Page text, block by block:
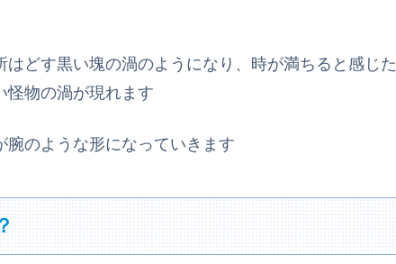
はどす黒い塊の渦のようになり、時が満ちると感じた
怪物の渦が現れます
のような形になっていきます